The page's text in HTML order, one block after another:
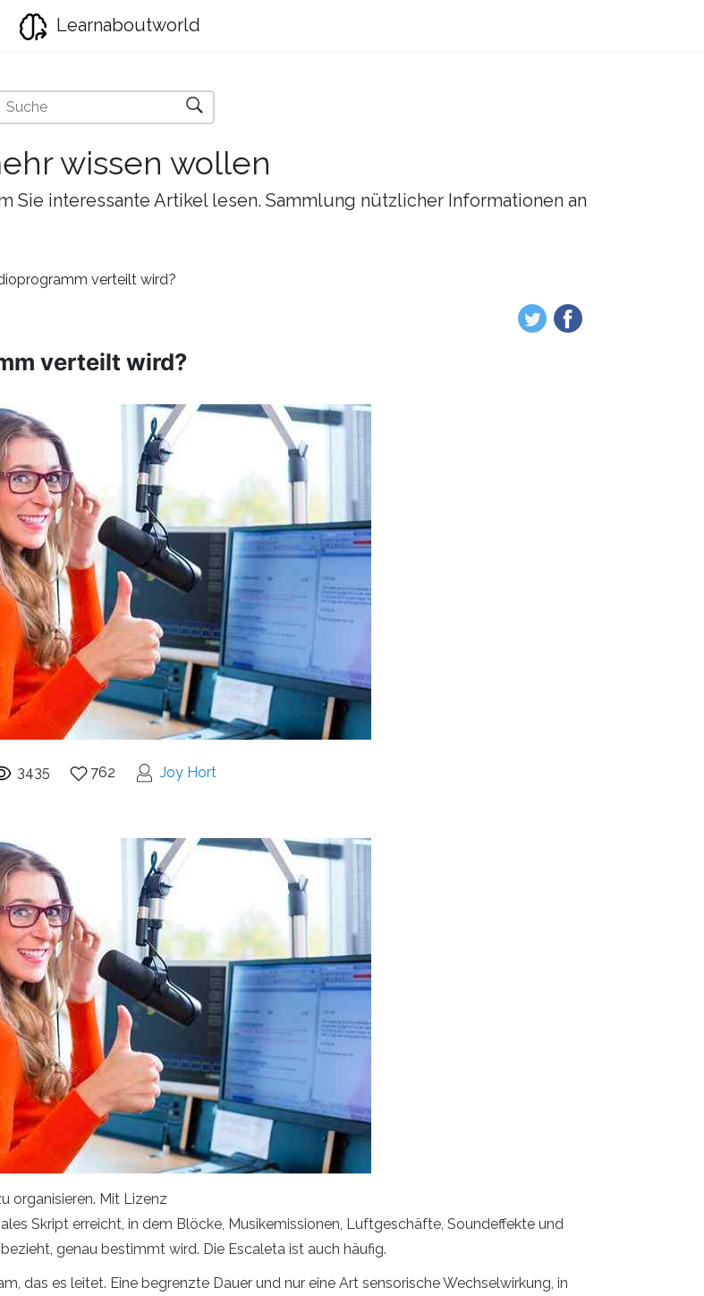
Learnaboutworld
wissen wollen
Sie interessante Artikel lesen. Sammlung nützlicher Informationen an
verteilt wird?
verteilt wird?
3435 762 Joy Hort
organisieren. Mit Lizenz
Skript erreicht, in dem Blöcke, Musikemissionen, Luftgeschäfte, Soundeffekte und
genau bestimmt wird. Die Escaleta ist auch häufig.
das es leitet. Eine begrenzte Dauer und nur eine Art sensorische Wechselwirkung, in